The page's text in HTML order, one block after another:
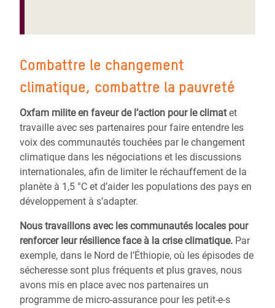
Combattre le changement
climatique, combattre la pauvreté
Oxfam milite en faveur de l’action pour le climatet
travaille avec ses partenaires pour faire entendre les
voix des communautés touchées par le changement
climatique dans les négociations et les discussions
internationales, afin de limiter le réchauffement de la
planète à 1,5 °C et d’aider les populations des pays en
développement à s’adapter.
Nous travaillons avec les communautés locales pour
renforcer leur résilience face à la crise climatique. Par
exemple, dans le Nord de l’Éthiopie, où les épisodes de
sécheresse sont plus fréquents et plus graves, nous
avons mis en place avec nos partenaires un
programme de micro-assurance pour les petit-e-s